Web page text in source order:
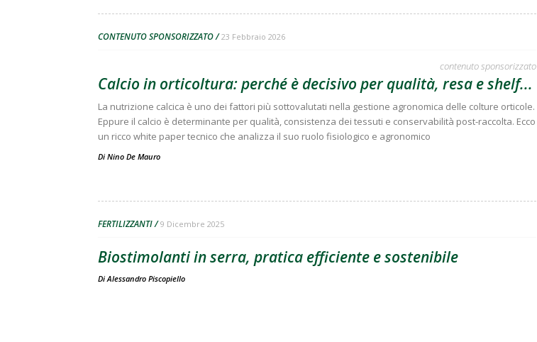
CONTENUTO SPONSORIZZATO 23 Febbraio 2026
contenuto sponsorizzato
Calcio in orticoltura: perché è decisivo per qualità, resa e shelf...
La nutrizione calcica è uno dei fattori più sottovalutati nella gestione agronomica delle colture orticole.
Eppure il calcio è determinante per qualità, consistenza dei tessuti e conservabilità post-raccolta. Ecco
un ricco white paper tecnico che analizza il suo ruolo fisiologico e agronomico
Di Nino De Mauro
FERTILIZZANTI 9 Dicembre 2025
Biostimolanti in serra, pratica efficiente e sostenibile
Di Alessandro Piscopiello